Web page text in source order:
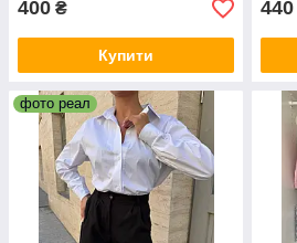
400 ₴
Купити
440
фото реал